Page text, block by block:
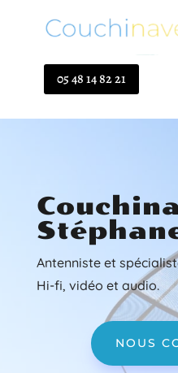
05 48 14 82 21
Antenniste et
Hi-fi, vidéo et audio.
NOUS